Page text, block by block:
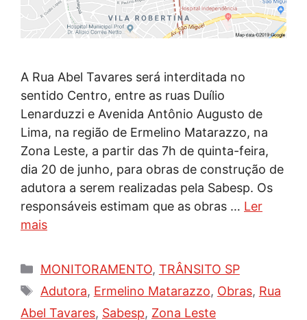
A Rua Abel Tavares será interditada no
sentido Centro, entre as ruas Duílio
Lenarduzzi e Avenida Antônio Augusto de
Lima, na região de Ermelino Matarazzo, na
Zona Leste, a partir das 7h de quinta-feira,
dia 20 de junho, para obras de construção de
adutora a serem realizadas pela Sabesp. Os
responsáveis estimam que as obras … Ler
mais
Categorias
MONITORAMENTO, TRÂNSITO SP
Tags
Adutora, Ermelino Matarazzo, Obras, Rua
Abel Tavares, Sabesp, Zona Leste